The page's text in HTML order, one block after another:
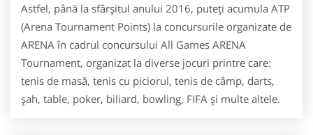
Astfel, până la sfârșitul anului 2016, puteți acumula ATP
(Arena Tournament Points) la concursurile organizate de
ARENA în cadrul concursului All Games ARENA
Tournament, organizat la diverse jocuri printre care:
tenis de masă, tenis cu piciorul, tenis de câmp, darts,
șah, table, poker, biliard, bowling, FIFA și multe altele.